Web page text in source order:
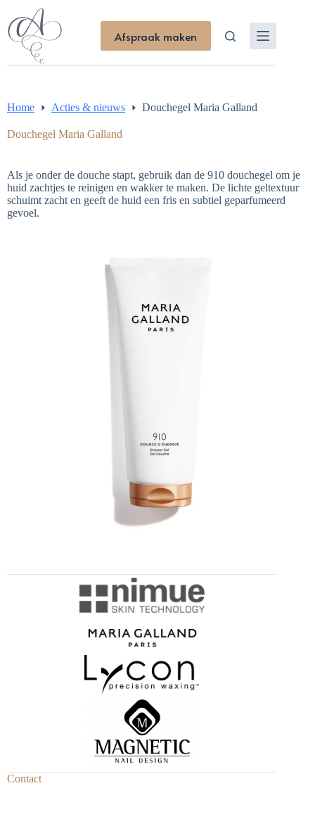
naar
de
inhoud
Afspraak maken
Home Acties & nieuws Douchegel Maria Galland
Douchegel Maria Galland
Als je onder de douche stapt, gebruik dan de 910 douchegel om je
huid zachtjes te reinigen en wakker te maken. De lichte geltextuur
schuimt zacht en geeft de huid een fris en subtiel geparfumeerd
gevoel.
Contact